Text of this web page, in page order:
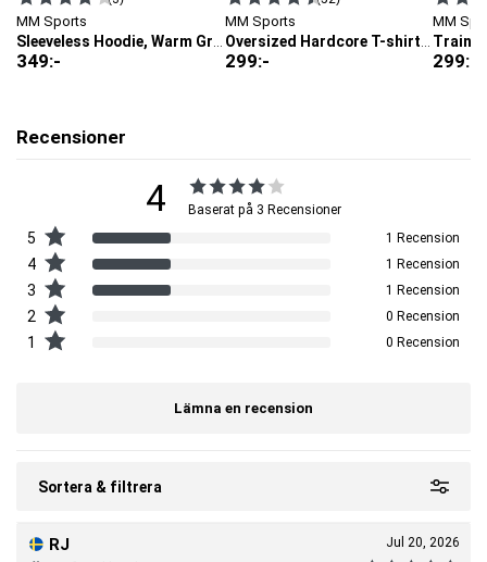
MM Sports
Sleeveless Hoodie, Warm Grey
349:-
MM Sports
Oversized Hardcore T-shirt, Mocha
299:-
MM
299:-
Recensioner
4 Baserat på 3 Recensioner
5 1 Recension
4 1 Recension
3 1 Recension
2 0 Recension
1 0 Recension
Lämna en recension
Sortera & filtrera
RJ Jul 20, 2026